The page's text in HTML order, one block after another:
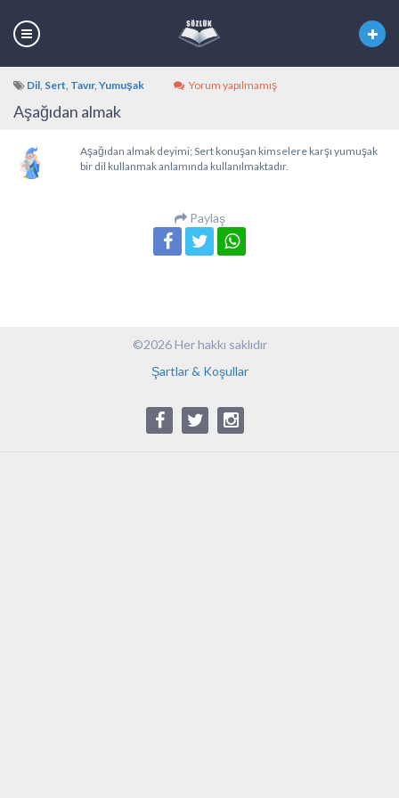
Dil, Sert, Tavır, Yumuşak Yorum yapılmamış
Aşağıdan almak
Aşağıdan almak deyimi; Sert konuşan kimselere karşı yumuşak
bir dil kullanmak anlamında kullanılmaktadır.
Paylaş
©2026 Her hakkı saklıdır
Şartlar & Koşullar